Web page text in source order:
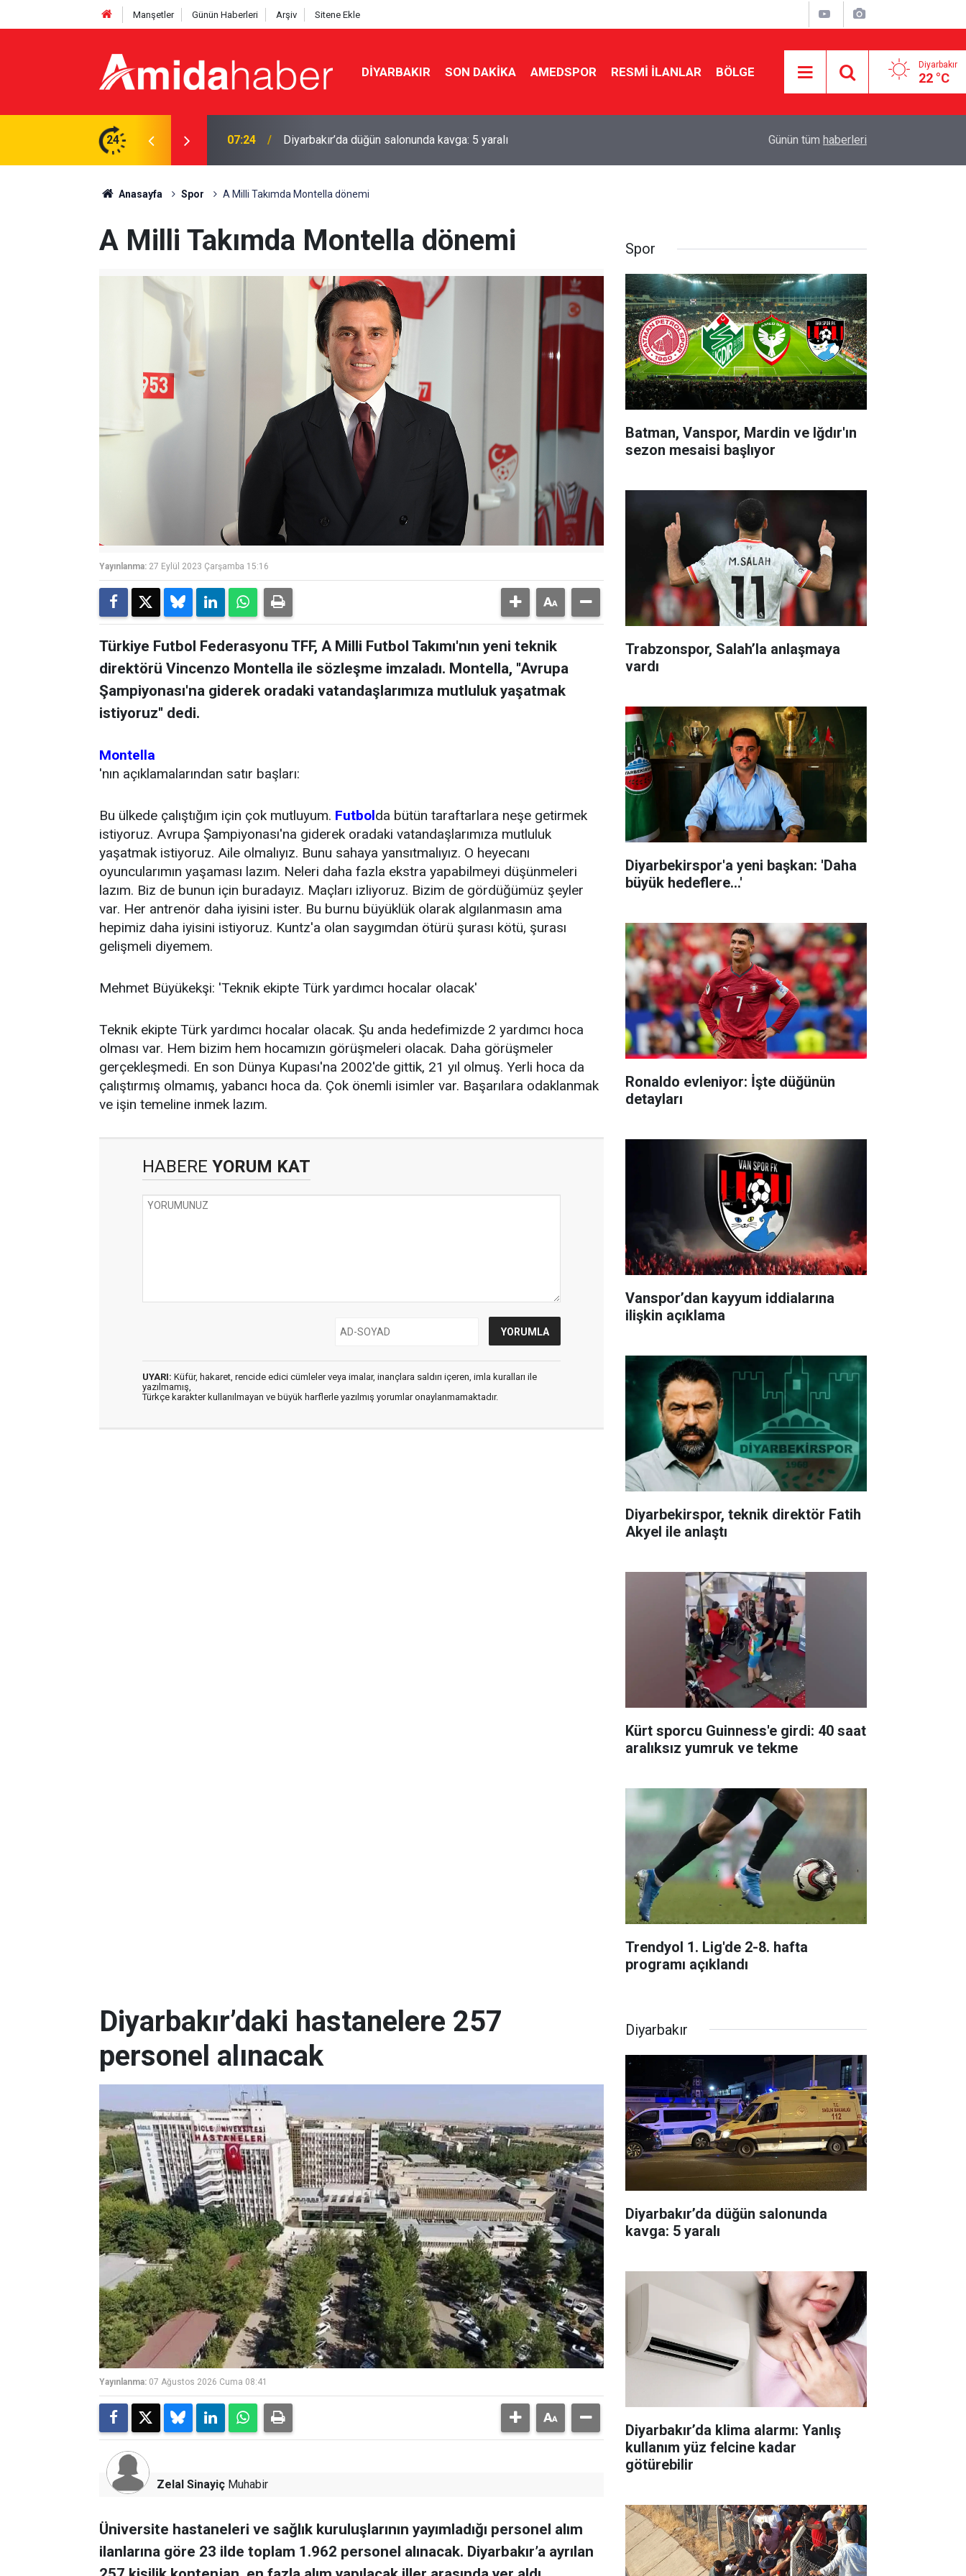
Manşetler Günün Haberleri Arşiv Sitene Ekle
DIYARBAKIR SON DAKIKA AMEDSPOR RESMI İLANLAR BÖLGE Diyarbakır
22 °C
24 00:30 Diyarbakır’da klima alarmı: Yanlış kullanım yüz felcine kadar götürebilir Diyanet’ten çözüm sürecine ‘kardeşlik’ mesajı
Günün tüm haberleri
Anasayfa Spor A Milli Takımda Montella dönemi
A Milli Takımda Montella dönemi
Yayınlanma: 27 Eylül 2023 Çarşamba 15:16
Türkiye Futbol Federasyonu TFF, A Milli Futbol Takımı'nın yeni teknik
direktörü Vincenzo Montella ile sözleşme imzaladı. Montella, ''Avrupa
Şampiyonası'na giderek oradaki vatandaşlarımıza mutluluk yaşatmak
istiyoruz'' dedi.
Montella
'nın açıklamalarından satır başları:
Bu ülkede çalıştığım için çok mutluyum. Futbolda bütün taraftarlara neşe getirmek
istiyoruz. Avrupa Şampiyonası'na giderek oradaki vatandaşlarımıza mutluluk
yaşatmak istiyoruz. Aile olmalıyız. Bunu sahaya yansıtmalıyız. O heyecanı
oyuncularımın yaşaması lazım. Neleri daha fazla ekstra yapabilmeyi düşünmeleri
lazım. Biz de bunun için buradayız. Maçları izliyoruz. Bizim de gördüğümüz şeyler
var. Her antrenör daha iyisini ister. Bu burnu büyüklük olarak algılanmasın ama
hepimiz daha iyisini istiyoruz. Kuntz'a olan saygımdan ötürü şurası kötü, şurası
gelişmeli diyemem.
Mehmet Büyükekşi: 'Teknik ekipte Türk yardımcı hocalar olacak'
Teknik ekipte Türk yardımcı hocalar olacak. Şu anda hedefimizde 2 yardımcı hoca
olması var. Hem bizim hem hocamızın görüşmeleri olacak. Daha görüşmeler
gerçekleşmedi. En son Dünya Kupası'na 2002'de gittik, 21 yıl olmuş. Yerli hoca da
çalıştırmış olmamış, yabancı hoca da. Çok önemli isimler var. Başarılara odaklanmak
ve işin temeline inmek lazım.
HABERE YORUM KAT
UYARI: Küfür, hakaret, rencide edici cümleler veya imalar, inançlara saldırı içeren, imla kuralları ile
yazılmamış,
Türkçe karakter kullanılmayan ve büyük harflerle yazılmış yorumlar onaylanmamaktadır.
Spor
Batman, Vanspor, Mardin ve Iğdır'ın
sezon mesaisi başlıyor
Trabzonspor, Salah’la anlaşmaya
vardı
Diyarbekirspor'a yeni başkan: 'Daha
büyük hedeflere...'
Ronaldo evleniyor: İşte düğünün
detayları
Vanspor’dan kayyum iddialarına
ilişkin açıklama
Diyarbekirspor, teknik direktör Fatih
Akyel ile anlaştı
Kürt sporcu Guinness'e girdi: 40 saat
aralıksız yumruk ve tekme
Trendyol 1. Lig'de 2-8. hafta
programı açıklandı
Diyarbakır’daki hastanelere 257
personel alınacak
Yayınlanma: 07 Ağustos 2026 Cuma 08:41
Zelal Sinayiç Muhabir
Üniversite hastaneleri ve sağlık kuruluşlarının yayımladığı personel alım
ilanlarına göre 23 ilde toplam 1.962 personel alınacak. Diyarbakır’a ayrılan
Diyarbakır
Diyarbakır’da düğün salonunda
kavga: 5 yaralı
Diyarbakır’da klima alarmı: Yanlış
kullanım yüz felcine kadar
götürebilir